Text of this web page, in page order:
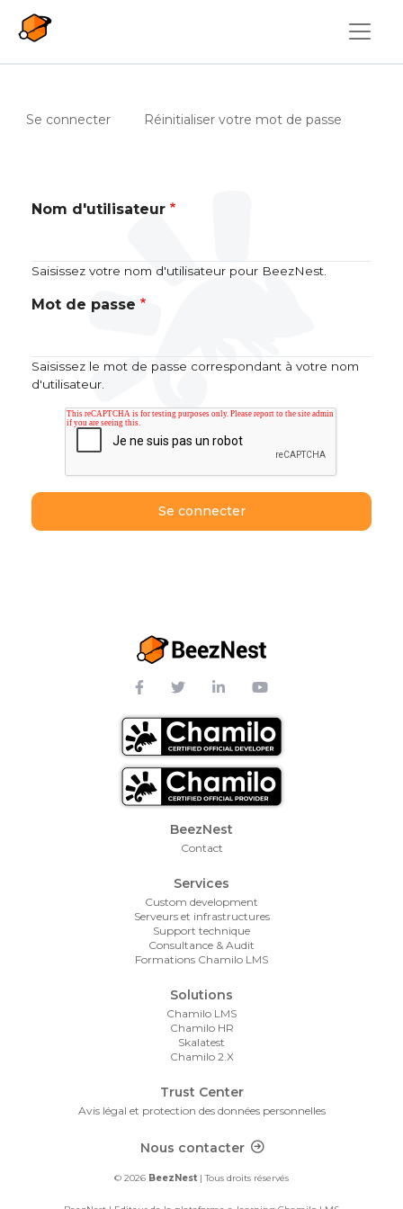
Onglets principaux
Se connecter(onglet actif)
Réinitialiser votre mot de passe
Nom d'utilisateur
Saisissez votre nom d'utilisateur pour BeezNest.
Mot de passe
Saisissez le mot de passe correspondant à votre nom
d'utilisateur.
Footer Menu
BeezNest
Contact
Services
Custom development
Serveurs et infrastructures
Support technique
Consultance & Audit
Formations Chamilo LMS
Solutions
Chamilo LMS
Chamilo HR
Skalatest
Chamilo 2.X
Trust Center
Avis légal et protection des données personnelles
Footer ContactNous contacter
© 2026 BeezNest | Tous droits réservés